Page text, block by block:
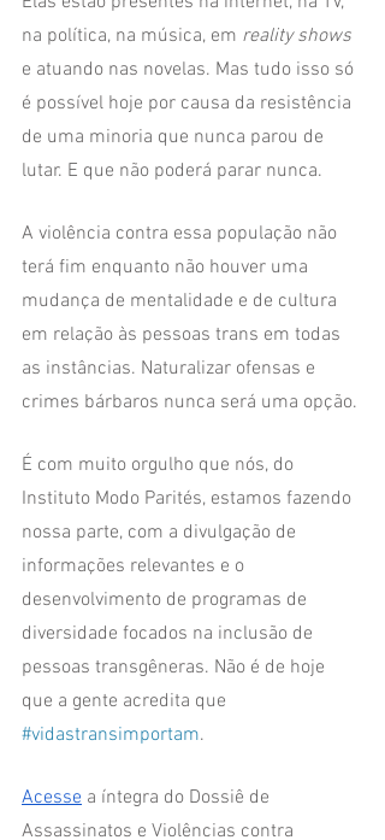
na política, na música, em reality shows
e atuando nas novelas. Mas tudo isso só
é possível hoje por causa da resistência
de uma minoria que nunca parou de
lutar. E que não poderá parar nunca.
A violência contra essa população não
terá fim enquanto não houver uma
mudança de mentalidade e de cultura
em relação às pessoas trans em todas
as instâncias. Naturalizar ofensas e
crimes bárbaros nunca será uma opção.
É com muito orgulho que nós, do
Instituto Modo Parités, estamos fazendo
nossa parte, com a divulgação de
informações relevantes e o
desenvolvimento de programas de
diversidade focados na inclusão de
pessoas transgêneras. Não é de hoje
que a gente acredita que
#vidastransimportam.
Acesse a íntegra do Dossiê de
Assassinatos e Violências contra